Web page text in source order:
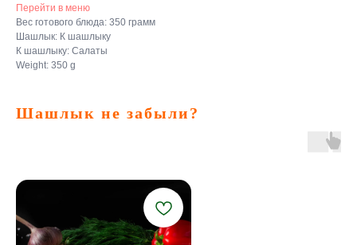
Перейти в меню
Вес готового блюда: 350 грамм
Шашлык: К шашлыку
К шашлыку: Салаты
Weight: 350 g
Шашлык не забыли?